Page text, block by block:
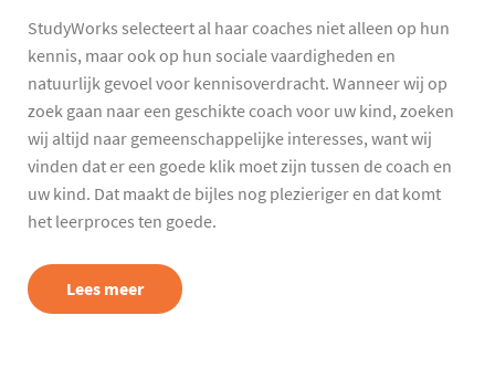
StudyWorks selecteert al haar coaches niet alleen op hun
kennis, maar ook op hun sociale vaardigheden en
natuurlijk gevoel voor kennisoverdracht. Wanneer wij op
zoek gaan naar een geschikte coach voor uw kind, zoeken
wij altijd naar gemeenschappelijke interesses, want wij
vinden dat er een goede klik moet zijn tussen de coach en
uw kind. Dat maakt de bijles nog plezieriger en dat komt
het leerproces ten goede.
Lees meer